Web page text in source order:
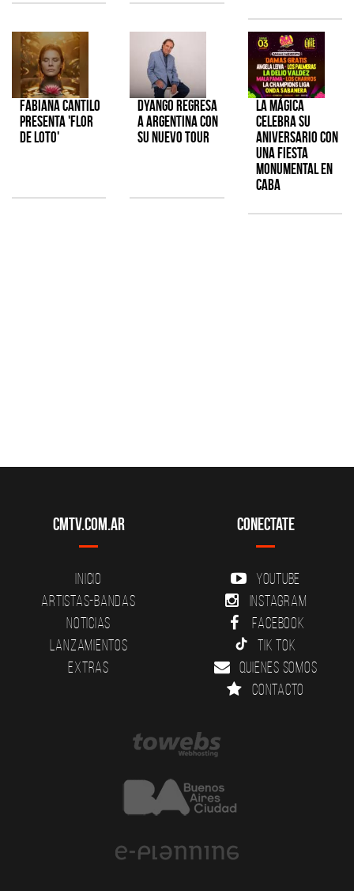
Fabiana Cantilo
presenta 'Flor
de Loto'
Dyango regresa
a Argentina con
su nuevo tour
La Mágica
celebra su
aniversario con
una fiesta
monumental en
CABA
CMTV.com.ar
Inicio
Artistas-Bandas
Noticias
Lanzamientos
Extras
Conectate
YouTube
Instagram
Facebook
Tik Tok
Quienes somos
Contacto